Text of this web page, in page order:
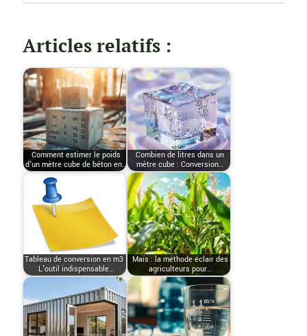
Articles relatifs :
Comment estimer le poids
d'un mètre cube de béton en…
Combien de litres dans un
mètre cube : Conversion…
Tableau de conversion en m3 :
L’outil indispensable…
Maïs : la méthode éclair des
agriculteurs pour…